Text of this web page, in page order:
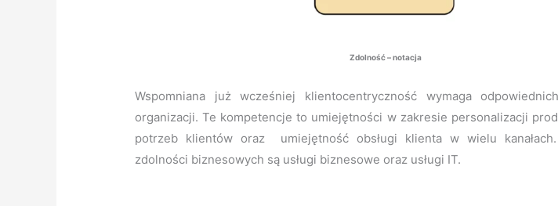
Zdolność – notacja
Wspomniana już wcześniej klientocentryczność wymaga
organizacji. Te kompetencje to umiejętności w zakresie personalizacji
potrzeb klientów oraz umiejętność obsługi klienta w wielu
zdolności biznesowych są usługi biznesowe oraz usługi IT.